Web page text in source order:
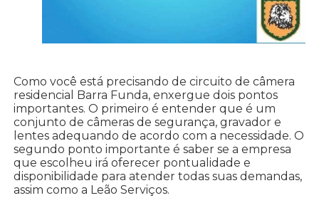
Como você está precisando de circuito de câmera
residencial Barra Funda, enxergue dois pontos
importantes. O primeiro é entender que é um
conjunto de câmeras de segurança, gravador e
lentes adequando de acordo com a necessidade. O
segundo ponto importante é saber se a empresa
que escolheu irá oferecer pontualidade e
disponibilidade para atender todas suas demandas,
assim como a Leão Serviços.